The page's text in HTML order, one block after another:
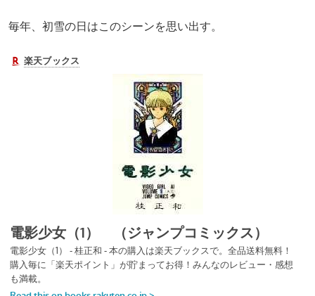
毎年、初雪の日はこのシーンを思い出す。